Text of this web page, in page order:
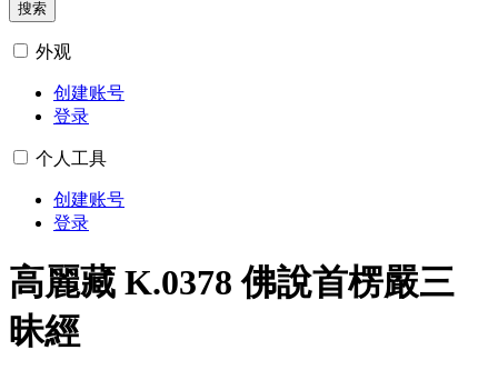
搜索
外观
创建账号
登录
个人工具
创建账号
登录
高麗藏 K.0378 佛說首楞嚴三
昧經